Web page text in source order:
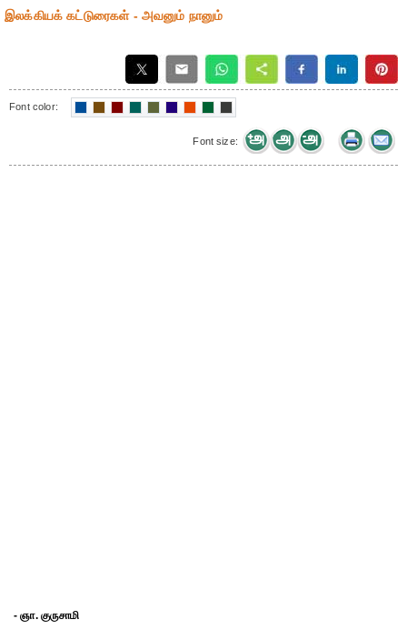
இலக்கியக் கட்டுரைகள் - அவனும் நானும்
Font color:
Font size:
- ஞா. குருசாமி